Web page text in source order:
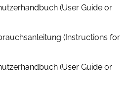
(User Guide or
(Instructions for
(User Guide or